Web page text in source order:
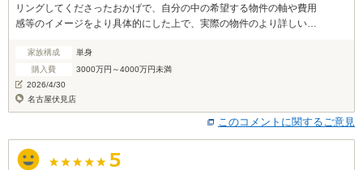
リングしてくださったおかげで、自分の中の希望する物件の軸や費用
感等のイメージをより具体的にした上で、実際の物件のより詳しい話
た。家族構成
単身
購入費
3000万円～4000万円未満
2026/4/30
名古屋伏見店
このコメントに関するご意見